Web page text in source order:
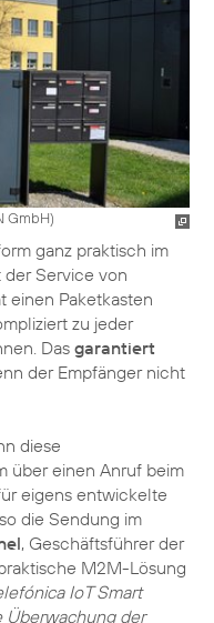
GmbH)
ganz praktisch im
der Service von
einen Paketkasten
zu jeder
Das garantiert
der Empfänger nicht
diese
über einen Anruf beim
eigens entwickelte
die Sendung im
, Geschäftsführer der
M2M-Lösung
IoT Smart
der